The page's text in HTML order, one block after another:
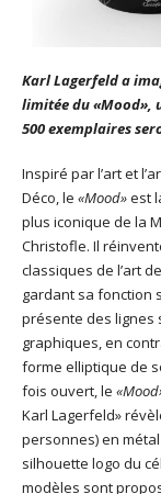
Karl Lagerfeld a
limitée du «Mood»,
500 exemplaires
Inspiré par l’art et
Déco, le «Mood»est
plus iconique de la
Christofle. Il
classiques de l’art
gardant sa fonction
présente des lignes
graphiques, en
forme elliptique de
fois ouvert, le
Karl Lagerfeld»
personnes) en
silhouette logo du
modèles sont